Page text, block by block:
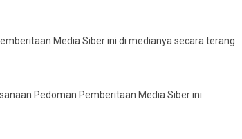
Media Siber ini di medianya secara terang
Pedoman Pemberitaan Media Siber ini